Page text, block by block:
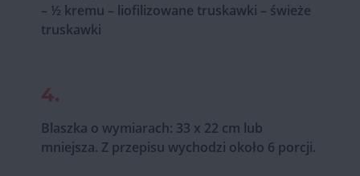
– ½ kremu – liofilizowane truskawki – świeże
truskawki
4.
Blaszka o wymiarach: 33 x 22 cm lub
mniejsza. Z przepisu wychodzi około 6 porcji.